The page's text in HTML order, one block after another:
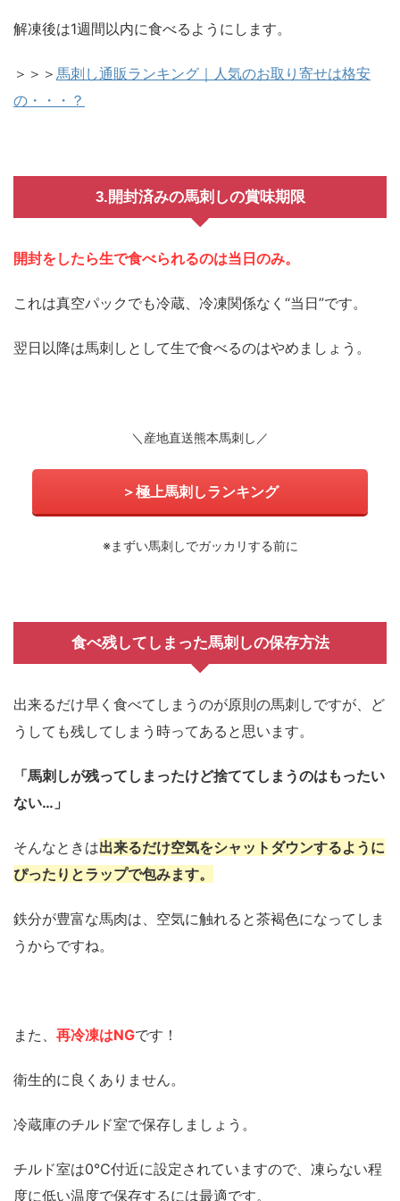
解凍後は1週間以内に食べるようにします。
＞＞＞ 馬刺し通販ランキング｜人気のお取り寄せは格安
の・・・？
3.開封済みの馬刺しの賞味期限
開封をしたら生で食べられるのは当日のみ。
これは真空パックでも冷蔵、冷凍関係なく“当日”です。
翌日以降は馬刺しとして生で食べるのはやめましょう。
＼産地直送熊本馬刺し／
＞極上馬刺しランキング
※まずい馬刺しでガッカリする前に
食べ残してしまった馬刺しの保存方法
出来るだけ早く食べてしまうのが原則の馬刺しですが、ど
うしても残してしまう時ってあると思います。
「馬刺しが残ってしまったけど捨ててしまうのはもったい
ない…」
そんなときは出来るだけ空気をシャットダウンするように
ぴったりとラップで包みます。
鉄分が豊富な馬肉は、空気に触れると茶褐色になってしま
うからですね。
また、 再冷凍はNGです！
衛生的に良くありません。
冷蔵庫のチルド室で保存しましょう。
チルド室は0℃付近に設定されていますので、凍らない程
度に低い温度で保存するには最適です。